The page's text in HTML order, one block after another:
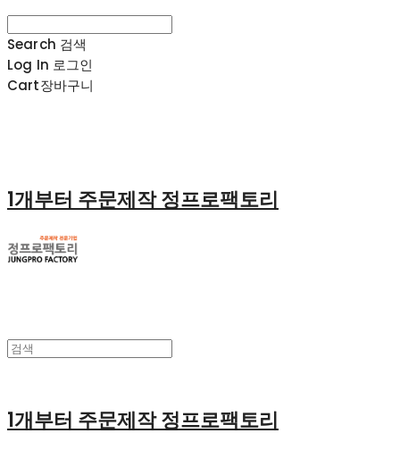
Search 검색
Log In 로그인
Cart장바구니
1개부터 주문제작 정프로팩토리
1개부터 주문제작 정프로팩토리